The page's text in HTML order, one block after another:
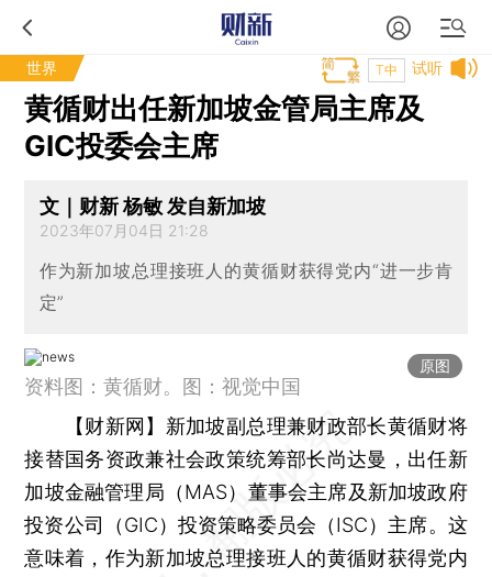
世界 试听
T中
黄循财出任新加坡金管局主席及
GIC投委会主席
文｜财新 杨敏 发自新加坡
2023年07月04日 21:28
作为新加坡总理接班人的黄循财获得党内“进一步肯
定”
原图
资料图：黄循财。图：视觉中国
【财新网】 新加坡副总理兼财政部长黄循财将
接替国务资政兼社会政策统筹部长尚达曼，出任新
加坡金融管理局（MAS）董事会主席及新加坡政府
投资公司（GIC）投资策略委员会（ISC）主席。这
意味着，作为新加坡总理接班人的黄循财获得党内